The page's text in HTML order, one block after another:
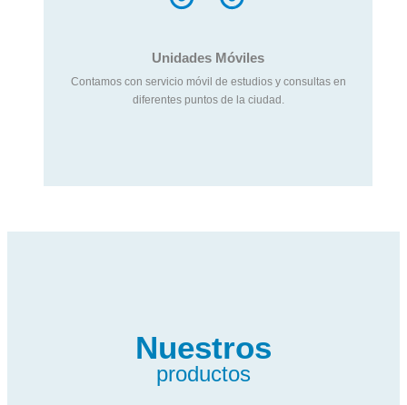
Unidades Móviles
Contamos con servicio móvil de estudios y consultas en
diferentes puntos de la ciudad.
diferentes puntos de la ciudad.
Nuestros
productos